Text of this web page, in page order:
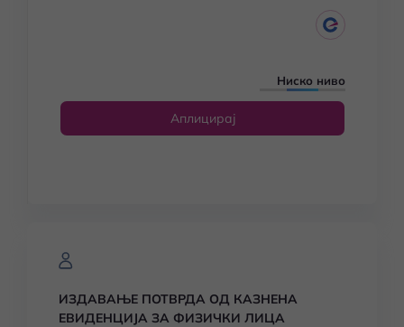
Ниско ниво
Аплицирај
ИЗДАВАЊЕ ПОТВРДА ОД КАЗНЕНА
ЕВИДЕНЦИЈА ЗА ФИЗИЧКИ ЛИЦА